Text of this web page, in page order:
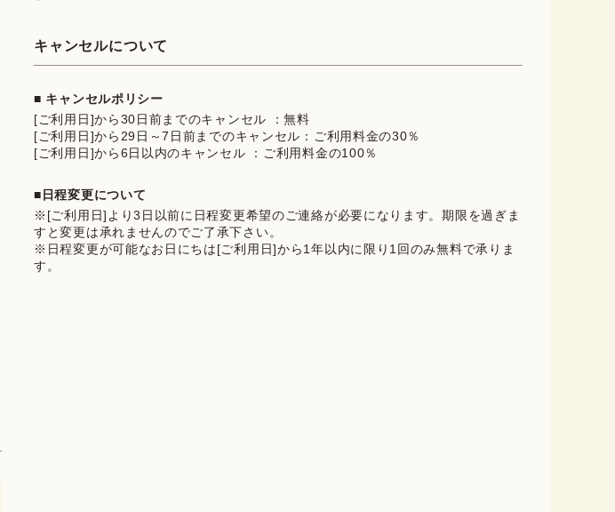
キャンセルについて
■ キャンセルポリシー
[ご利用日]から30日前までのキャンセル ：無料
[ご利用日]から29日～7日前までのキャンセル：ご利用料金の30％
[ご利用日]から6日以内のキャンセル ：ご利用料金の100％
■日程変更について
※[ご利用日]より3日以前に日程変更希望のご連絡が必要になります。期限を過ぎま
すと変更は承れませんのでご了承下さい。
※日程変更が可能なお日にちは[ご利用日]から1年以内に限り1回のみ無料で承りま
す。